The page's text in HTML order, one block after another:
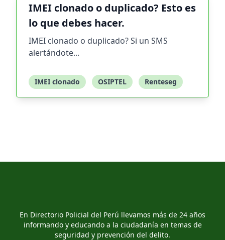
IMEI clonado o duplicado? Esto es
lo que debes hacer.
IMEI clonado o duplicado? Si un SMS
alertándote...
IMEI clonado OSIPTEL Renteseg
En Directorio Policial del Perú llevamos más de 24 años
informando y educando a la ciudadanía en temas de
seguridad y prevención del delito.